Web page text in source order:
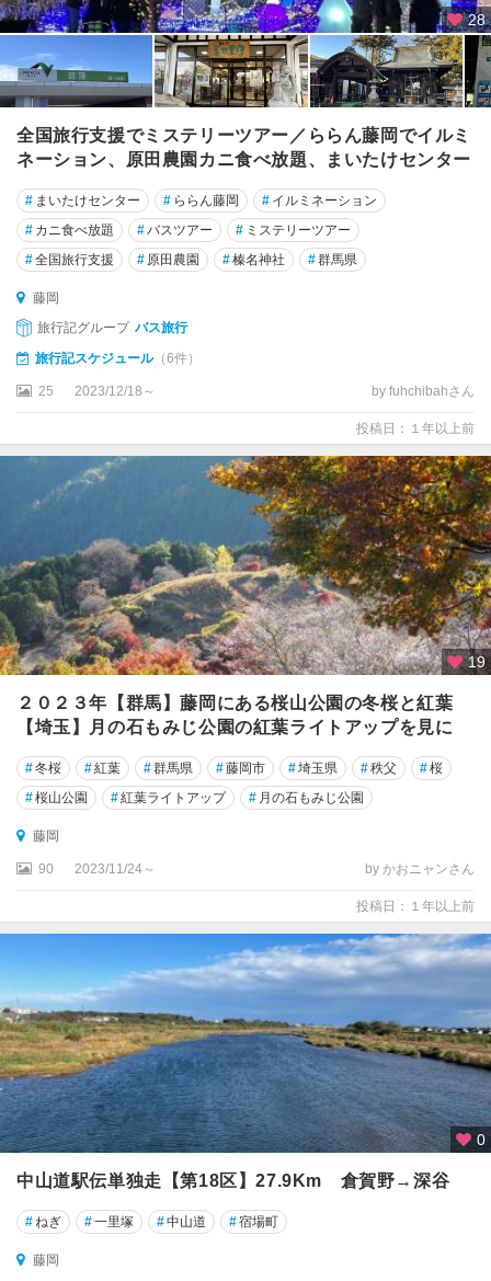
28
全国旅行支援でミステリーツアー／ららん藤岡でイルミ
ネーション、原田農園カニ食べ放題、まいたけセンター
# まいたけセンター # ららん藤岡 # イルミネーション
# カニ食べ放題 #バスツアー # ミステリーツアー
#全国旅行支援 # 原田農園 #榛名神社 #群馬県
藤岡
旅行記グループ バス旅行
旅行記スケジュール（6件）
25 2023/12/18～ by fuhchibahさん
投稿日：１年以上前
19
２０２３年【群馬】藤岡にある桜山公園の冬桜と紅葉
【埼玉】月の石もみじ公園の紅葉ライトアップを見に
#冬桜 #紅葉 #群馬県 #藤岡市 #埼玉県 #秩父 #桜
#桜山公園 #紅葉ライトアップ # 月の石もみじ公園
藤岡
90 2023/11/24～ by かおニャンさん
投稿日：１年以上前
0
中山道駅伝単独走【第18区】27.9Km 倉賀野→深谷
#ねぎ #一里塚 #中山道 #宿場町
藤岡